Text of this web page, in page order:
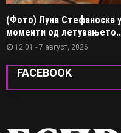
(Фото) Луна Стефаноска
моменти од
12:01 - 7 август, 2026
FACEBOOK